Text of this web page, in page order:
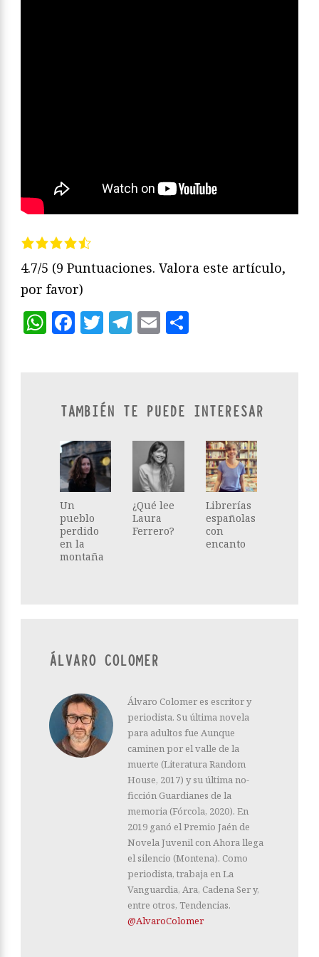
4.7/5 (9 Puntuaciones. Valora este artículo,
por favor)
WhatsApp
Facebook
Twitter
Telegram
Email
TAMBIÉN TE PUEDE INTERESAR
Un
pueblo
perdido
en la
montaña
¿Qué lee
Laura
Ferrero?
Librerías
españolas
con
encanto
ÁLVARO COLOMER
Álvaro Colomer es escritor y
periodista. Su última novela
para adultos fue Aunque
caminen por el valle de la
muerte (Literatura Random
House, 2017) y su última no-
ficción Guardianes de la
memoria (Fórcola, 2020). En
2019 ganó el Premio Jaén de
Novela Juvenil con Ahora llega
el silencio (Montena). Como
periodista, trabaja en La
Vanguardia, Ara, Cadena Ser y,
entre otros, Tendencias.
@AlvaroColomer